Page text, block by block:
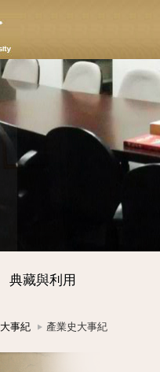
典藏與利用
大事紀 產業史大事紀